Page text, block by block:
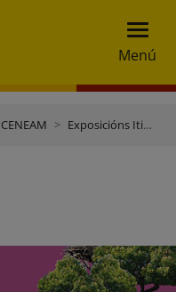
Menú
Exposicións Itinerantes